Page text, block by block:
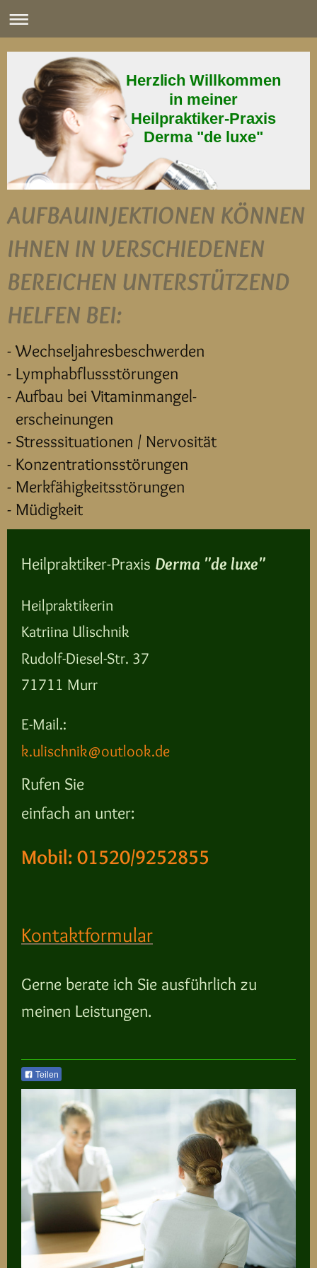
Herzlich Willkommen
in meiner
Heilpraktiker-Praxis
Derma "de luxe"
AUFBAUINJEKTIONEN KÖNNEN
IHNEN IN VERSCHIEDENEN
BEREICHEN UNTERSTÜTZEND
HELFEN BEI:
- Wechseljahresbeschwerden
- Lymphabflussstörungen
- Aufbau bei Vitaminmangel-
erscheinungen
- Stresssituationen / Nervosität
- Konzentrationsstörungen
- Merkfähigkeitsstörungen
- Müdigkeit
Heilpraktiker-Praxis Derma "de luxe"
Heilpraktikerin
Katriina Ulischnik
Rudolf-Diesel-Str. 37
71711 Murr
E-Mail.:
k.ulischnik@outlook.de
Rufen Sie
einfach an unter:
Mobil: 01520/9252855
Kontaktformular
Gerne berate ich Sie ausführlich zu
meinen Leistungen.
Teilen